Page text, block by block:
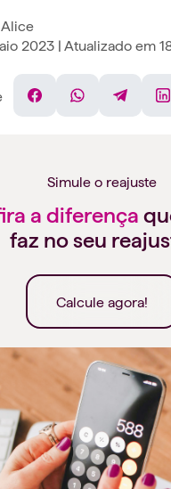
2023 | Atualizado em
FacebookWhatsAppTelegram
Simule o reajuste
a diferença
faz no seu
Calcule agora!